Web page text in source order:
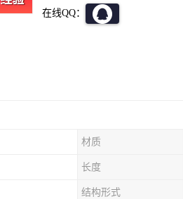
在线QQ：
材质
长度
结构形式